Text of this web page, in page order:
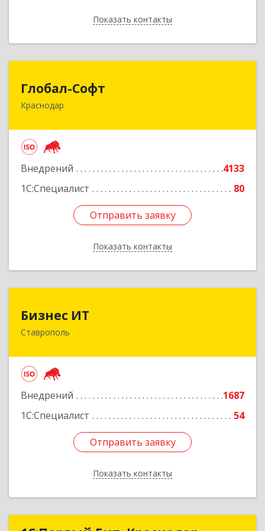
Показать контакты
Назад
Глобал-Софт
Краснодар
Внедрений
4133
1С:Специалист
80
Отправить заявку
Показать контакты
350018, Краснодарский край, Краснодар г,
Отправить заявку
Назад
Бизнес ИТ
Ставрополь
Внедрений
1687
1С:Специалист
54
Отправить заявку
Показать контакты
355035, Ставропольский край, Ставрополь г, 1
Отправить заявку
Назад